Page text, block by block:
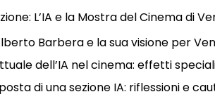
L’IA e la Mostra del Cinema di
Barbera e la sua visione per
dell’IA nel cinema: effetti
di una sezione IA: riflessioni e